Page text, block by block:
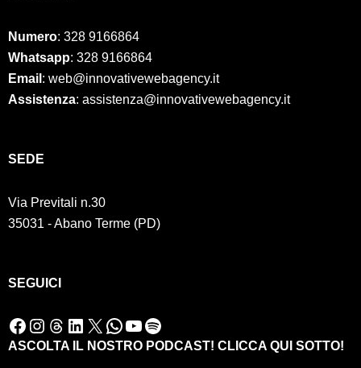
Numero: 328 9166864
Whatsapp: 328 9166864
Email : web@innovativewebagency.it
Assistenza: assistenza@innovativewebagency.it
SED E
Via Previtali n.30
35031 - Abano Terme (PD)
SEGUICI
Facebook Instagram Threads LinkedIn X WhatsApp YouTube Spotify
ASCOLTA IL NOSTRO PODCAST! CLICCA QUI SOTTO!